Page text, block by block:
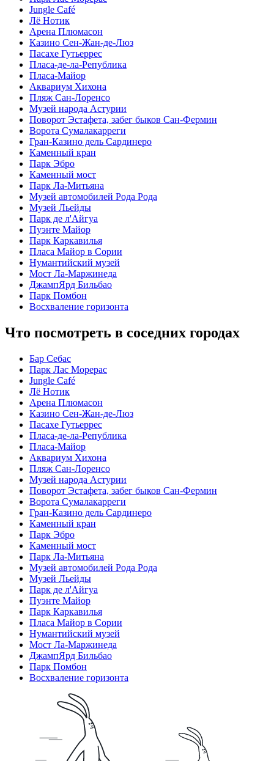
Jungle Café
Лё Нотик
Арена Плюмасон
Казино Сен-Жан-де-Люз
Пасахе Гутьеррес
Пласа-де-ла-Република
Пласа-Майор
Аквариум Хихона
Пляж Сан-Лоренсо
Музей народа Астурии
Поворот Эстафета, забег быков Сан-Фермин
Ворота Сумалакарреги
Гран-Казино дель Сардинеро
Каменный кран
Парк Эбро
Каменный мост
Парк Ла-Митьяна
Музей автомобилей Рода Рода
Музей Льейды
Парк де л'Айгуа
Пуэнте Майор
Парк Каркавилья
Пласа Майор в Сории
Нумантийский музей
Мост Ла-Маржинеда
ДжампЯрд Бильбао
Парк Помбон
Восхваление горизонта
Что посмотреть в соседних городах
Бар Себас
Парк Лас Морерас
Jungle Café
Лё Нотик
Арена Плюмасон
Казино Сен-Жан-де-Люз
Пасахе Гутьеррес
Пласа-де-ла-Република
Пласа-Майор
Аквариум Хихона
Пляж Сан-Лоренсо
Музей народа Астурии
Поворот Эстафета, забег быков Сан-Фермин
Ворота Сумалакарреги
Гран-Казино дель Сардинеро
Каменный кран
Парк Эбро
Каменный мост
Парк Ла-Митьяна
Музей автомобилей Рода Рода
Музей Льейды
Парк де л'Айгуа
Пуэнте Майор
Парк Каркавилья
Пласа Майор в Сории
Нумантийский музей
Мост Ла-Маржинеда
ДжампЯрд Бильбао
Парк Помбон
Восхваление горизонта